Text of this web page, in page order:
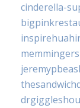
cinderella-